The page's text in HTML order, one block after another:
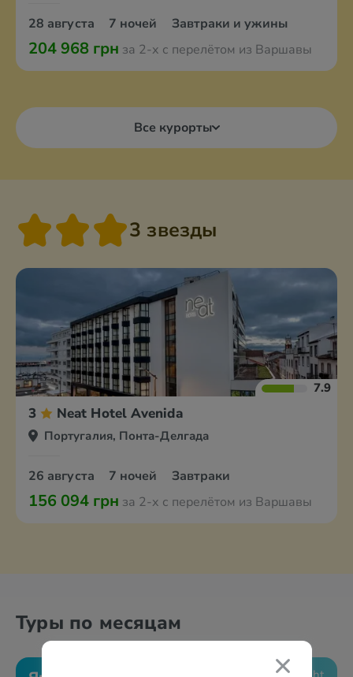
28 августа 7 ночей Завтраки и ужины
204 968 грн за 2-х с перелётом из Варшавы
Все курорты
3 звезды
7.9
3 Neat Hotel Avenida
Португалия, Понта-Делгада
26 августа 7 ночей Завтраки
156 094 грн за 2-х с перелётом из Варшавы
Туры по месяцам